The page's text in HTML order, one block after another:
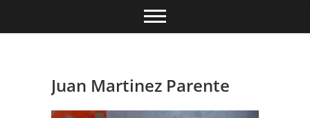
Juan Martinez Parente